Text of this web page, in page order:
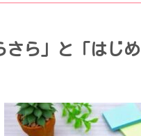
さら」と「はじ